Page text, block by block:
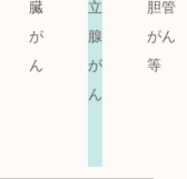
臓
が
ん
立
腺
が
ん
胆管
がん
等